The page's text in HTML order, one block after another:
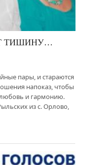
ТИШИНУ…
пары, и стараются
напоказ, чтобы
и гармонию.
из с. Орлово,